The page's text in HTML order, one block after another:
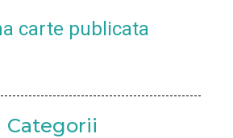
carte publicata
Categorii